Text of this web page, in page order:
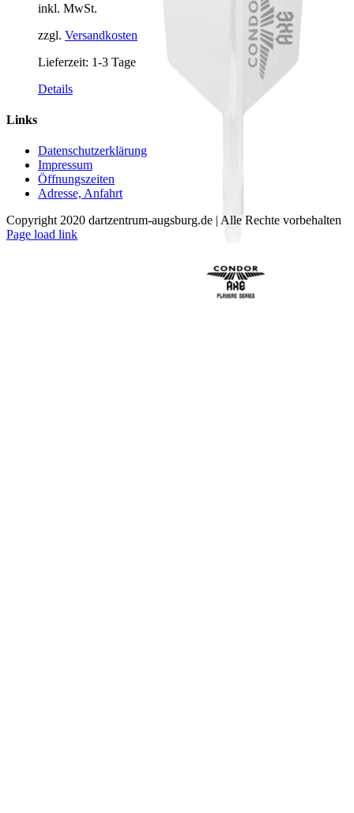
inkl. MwSt.
zzgl. Versandkosten
Lieferzeit: 1-3 Tage
Dieses
Varianten
auf.
Die
Optionen
können
auf
der
Produktseite
Details
Links
Datenschutzerklärung
Impressum
Öffnungszeiten
Adresse, Anfahrt
Copyright 2020 dartzentrum-augsburg.de | Alle Rechte vorbehalten
Facebook
Instagram
YouTube
Page load link